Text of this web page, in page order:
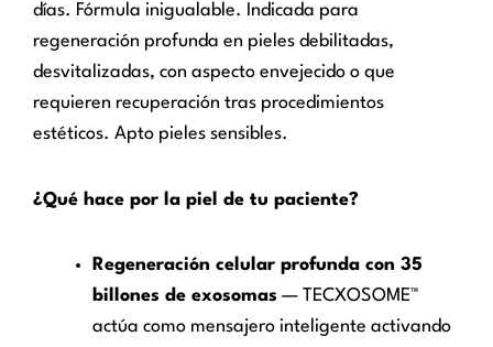
días. Fórmula inigualable. Indicada para
regeneración profunda en pieles debilitadas,
desvitalizadas, con aspecto envejecido o que
requieren recuperación tras procedimientos
estéticos. Apto pieles sensibles.
¿Qué hace por la piel de tu paciente?
Regeneración celular profunda con 35
billones de exosomas — TECXOSOME™
actúa como mensajero inteligente activando